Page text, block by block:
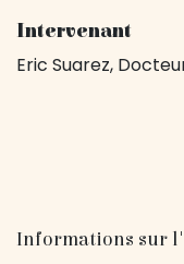
Intervenant
Eric Suarez,
Informations sur